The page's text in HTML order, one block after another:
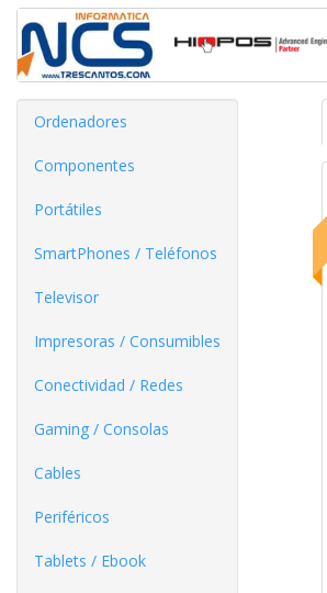
Ordenadores
Componentes
Portátiles
SmartPhones / Teléfonos
Televisor
Impresoras / Consumibles
Conectividad / Redes
Gaming / Consolas
Cables
Periféricos
Tablets / Ebook